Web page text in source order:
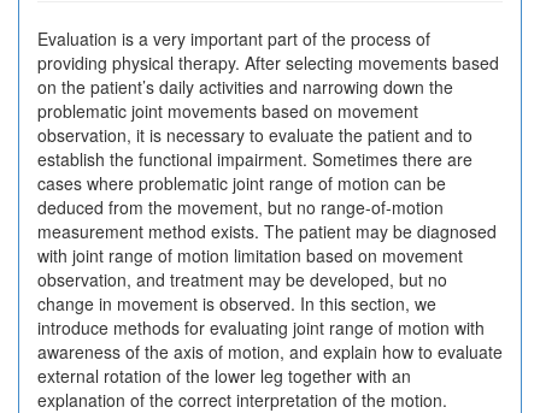
Evaluation is a very important part of the process of
providing physical therapy. After selecting movements based
on the patient’s daily activities and narrowing down the
problematic joint movements based on movement
observation, it is necessary to evaluate the patient and to
establish the functional impairment. Sometimes there are
cases where problematic joint range of motion can be
deduced from the movement, but no range-of-motion
measurement method exists. The patient may be diagnosed
with joint range of motion limitation based on movement
observation, and treatment may be developed, but no
change in movement is observed. In this section, we
introduce methods for evaluating joint range of motion with
awareness of the axis of motion, and explain how to evaluate
external rotation of the lower leg together with an
explanation of the correct interpretation of the motion.